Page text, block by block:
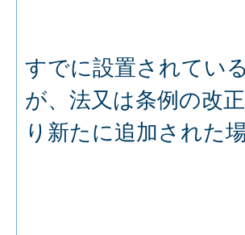
すでに設置されてい
が、法又は条例の改
り新たに追加された